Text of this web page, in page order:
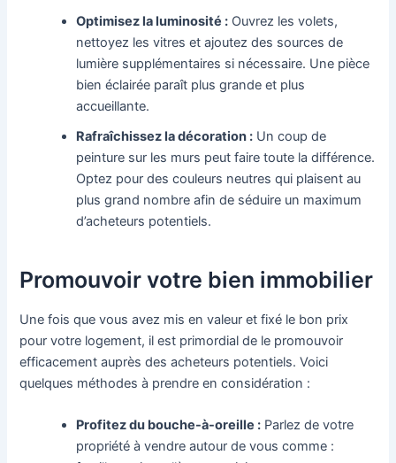
Optimisez la luminosité : Ouvrez les volets,
nettoyez les vitres et ajoutez des sources de
lumière supplémentaires si nécessaire. Une pièce
bien éclairée paraît plus grande et plus
accueillante.
Rafraîchissez la décoration : Un coup de
peinture sur les murs peut faire toute la différence.
Optez pour des couleurs neutres qui plaisent au
plus grand nombre afin de séduire un maximum
d’acheteurs potentiels.
Promouvoir votre bien immobilier
Une fois que vous avez mis en valeur et fixé le bon prix
pour votre logement, il est primordial de le promouvoir
efficacement auprès des acheteurs potentiels. Voici
quelques méthodes à prendre en considération :
Profitez du bouche-à-oreille : Parlez de votre
propriété à vendre autour de vous comme :